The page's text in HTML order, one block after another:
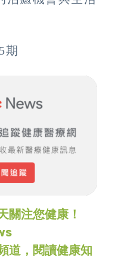
期
關注您健康！
道，閱讀健康知